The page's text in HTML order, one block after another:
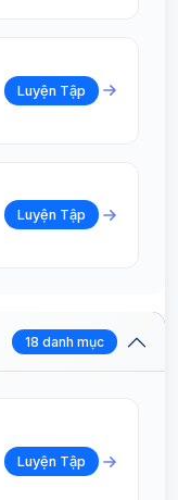
Luyện Tập
Luyện Tập
18 danh mục
Luyện Tập